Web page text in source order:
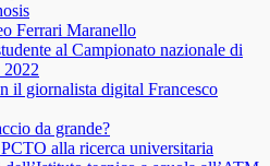
Ferrari Maranello
al Campionato nazionale di
il giornalista digital Francesco
da grande?
alla ricerca universitaria